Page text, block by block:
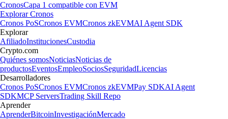
CronosCapa 1 compatible con EVM
Explorar Cronos
Cronos PoSCronos EVMCronos zkEVMAI Agent SDK
Explorar
AfiliadoInstitucionesCustodia
Crypto.com
Quiénes somosNoticiasNoticias de
productosEventosEmpleoSociosSeguridadLicencias
Desarrolladores
Cronos PoSCronos EVMCronos zkEVMPay SDKAI Agent
SDKMCP ServersTrading Skill Repo
Aprender
AprenderBitcoinInvestigaciónMercado